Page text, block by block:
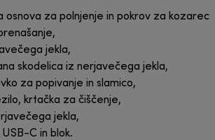
osnova za polnjenje in pokrov za kozarec
jekla,
skodelica iz nerjavečega jekla,
za popivanje in slamico,
krtačka za čiščenje,
jekla,
C in blok.